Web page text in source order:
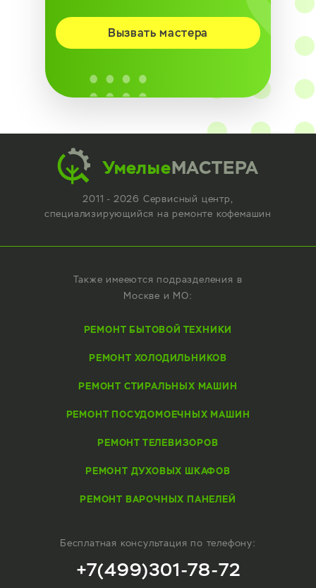
Вызвать мастера
УмелыеМАСТЕРА
2011 - 2026 Сервисный центр,
специализирующийся на ремонте кофемашин
Также имееются подразделения в
Москве и МО:
РЕМОНТ БЫТОВОЙ ТЕХНИКИ
РЕМОНТ ХОЛОДИЛЬНИКОВ
РЕМОНТ СТИРАЛЬНЫХ МАШИН
РЕМОНТ ПОСУДОМОЕЧНЫХ МАШИН
РЕМОНТ ТЕЛЕВИЗОРОВ
РЕМОНТ ДУХОВЫХ ШКАФОВ
РЕМОНТ ВАРОЧНЫХ ПАНЕЛЕЙ
Бесплатная консультация по телефону:
+7(499)301-78-72